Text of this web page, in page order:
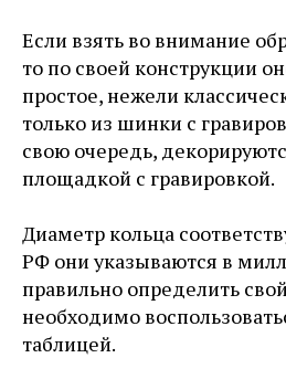
Если взять во внимание
то по своей конструкции
простое, нежели
только из шинки с
свою очередь,
площадкой с гравировкой.
Диаметр кольца
РФ они указываются в
правильно определить
необходимо
таблицей.